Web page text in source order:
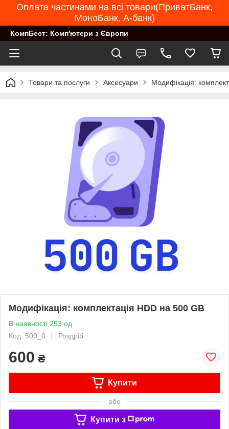
Оплата частинами на всі товари(ПриватБанк,
МоноБанк, А-банк)
КомпБест: Комп'ютери з Європи
Товари та послуги Аксесуари Модифікація:
Модифікація: комплектація HDD на 500 GB
В наявності 293 од.
Код: 500_0
Роздріб
600 ₴
Купити
або
Купити з